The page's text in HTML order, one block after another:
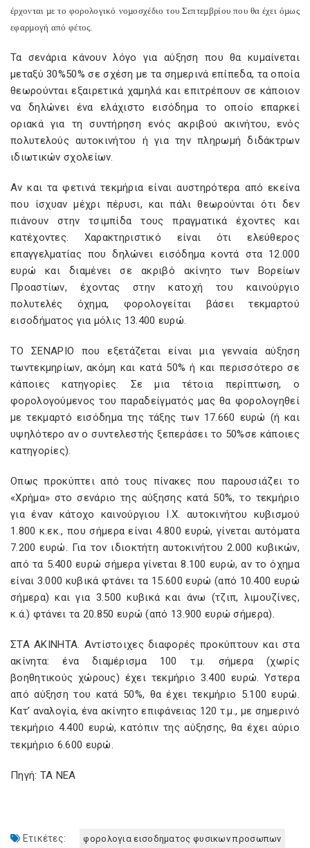
έρχονται µε το φορολογικό νοµοσχέδιο του Σεπτεµβρίου που θα έχει όµως
εφαρµογή από φέτος.
Τα σενάρια κάνουν λόγο για αύξηση που θα κυµαίνεται
µεταξύ 30%50% σε σχέση µε τα σηµερινά επίπεδα, τα οποία
θεωρούνται εξαιρετικά χαµηλά και επιτρέπουν σε κάποιον
να δηλώνει ένα ελάχιστο εισόδηµα το οποίο επαρκεί
οριακά για τη συντήρηση ενός ακριβού ακινήτου, ενός
πολυτελούς αυτοκινήτου ή για την πληρωµή διδάκτρων
ιδιωτικών σχολείων.
Αν και τα φετινά τεκµήρια είναι αυστηρότερα από εκείνα
που ίσχυαν µέχρι πέρυσι, και πάλι θεωρούνται ότι δεν
πιάνουν στην τσιµπίδα τους πραγµατικά έχοντες και
κατέχοντες. Χαρακτηριστικό είναι ότι ελεύθερος
επαγγελµατίας που δηλώνει εισόδηµα κοντά στα 12.000
ευρώ και διαµένει σε ακριβό ακίνητο των Βορείων
Προαστίων, έχοντας στην κατοχή του καινούργιο
πολυτελές όχηµα, φορολογείται βάσει τεκµαρτού
εισοδήµατος για µόλις 13.400 ευρώ.
ΤΟ ΣΕΝΑΡΙΟ που εξετάζεται είναι µια γενναία αύξηση
τωντεκµηρίων, ακόµη και κατά 50% ή και περισσότερο σε
κάποιες κατηγορίες. Σε µια τέτοια περίπτωση, ο
φορολογούµενος του παραδείγµατός µας θα φορολογηθεί
µε τεκµαρτό εισόδηµα της τάξης των 17.660 ευρώ (ή και
υψηλότερο αν ο συντελεστής ξεπεράσει το 50%σε κάποιες
κατηγορίες).
Οπως προκύπτει από τους πίνακες που παρουσιάζει το
«Χρήµα» στο σενάριο της αύξησης κατά 50%, το τεκµήριο
για έναν κάτοχο καινούργιου Ι.Χ. αυτοκινήτου κυβισµού
1.800 κ.εκ., που σήµερα είναι 4.800 ευρώ, γίνεται αυτόµατα
7.200 ευρώ. Για τον ιδιοκτήτη αυτοκινήτου 2.000 κυβικών,
από τα 5.400 ευρώ σήµερα γίνεται 8.100 ευρώ, αν το όχηµα
είναι 3.000 κυβικά φτάνει τα 15.600 ευρώ (από 10.400 ευρώ
σήµερα) και για 3.500 κυβικά και άνω (τζιπ, λιµουζίνες,
κ.ά.) φτάνει τα 20.850 ευρώ (από 13.900 ευρώ σήµερα).
ΣΤΑ ΑΚΙΝΗΤΑ. Αντίστοιχες διαφορές προκύπτουν και στα
ακίνητα: ένα διαµέρισµα 100 τ.µ. σήµερα (χωρίς
βοηθητικούς χώρους) έχει τεκµήριο 3.400 ευρώ. Υστερα
από αύξηση του κατά 50%, θα έχει τεκµήριο 5.100 ευρώ.
Κατ’ αναλογία, ένα ακίνητο επιφάνειας 120 τ.µ., µε σηµερινό
τεκµήριο 4.400 ευρώ, κατόπιν της αύξησης, θα έχει αύριο
τεκµήριο 6.600 ευρώ.
Πηγή: ΤΑ ΝΕΑ
Ετικέτες: φορολογια εισοδηματος φυσικων προσωπων